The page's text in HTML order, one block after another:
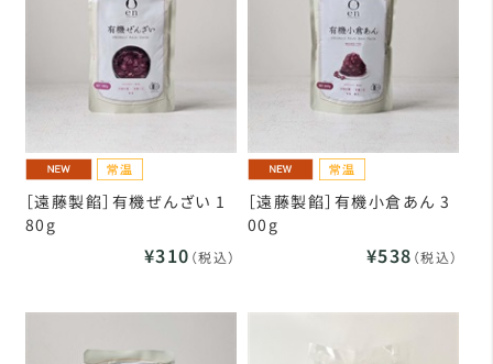
［遠藤製餡］有機ぜんざい 1
80g
¥310 （税込）
［遠藤製餡］有機小倉あん 3
00g
¥538 （税込）